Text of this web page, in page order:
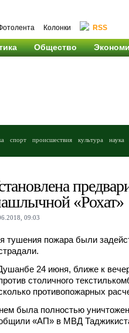
Колонки RSS
Общество
спорт происшествия культура наука
«Рохат»
09:03
тушения пожара были
24 июня, ближе к
столичного
противопожарных
была полностью
«АП» в МВД